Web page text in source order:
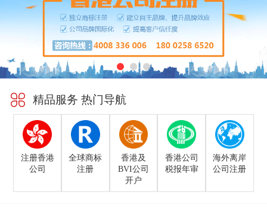
精品服务 热门导航
注册香港
公司
全球商标
注册
香港及
BVI公司
开户
香港公司
税报年审
海外离岸
公司注册